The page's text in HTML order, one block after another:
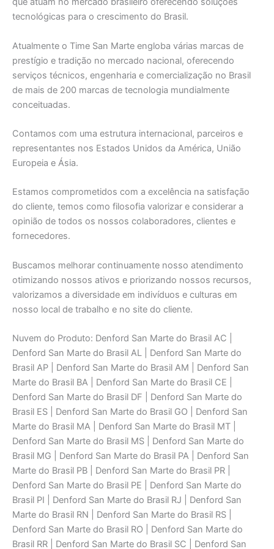
tecnológicas para o crescimento do Brasil.
Atualmente o Time San Marte engloba várias marcas de
prestígio e tradição no mercado nacional, oferecendo
serviços técnicos, engenharia e comercialização no Brasil
de mais de 200 marcas de tecnologia mundialmente
conceituadas.
Contamos com uma estrutura internacional, parceiros e
representantes nos Estados Unidos da América, União
Europeia e Ásia.
Estamos comprometidos com a excelência na satisfação
do cliente, temos como filosofia valorizar e considerar a
opinião de todos os nossos colaboradores, clientes e
fornecedores.
Buscamos melhorar continuamente nosso atendimento
otimizando nossos ativos e priorizando nossos recursos,
valorizamos a diversidade em indivíduos e culturas em
nosso local de trabalho e no site do cliente.
Nuvem do Produto: Denford San Marte do Brasil AC |
Denford San Marte do Brasil AL | Denford San Marte do
Brasil AP | Denford San Marte do Brasil AM | Denford San
Marte do Brasil BA | Denford San Marte do Brasil CE |
Denford San Marte do Brasil DF | Denford San Marte do
Brasil ES | Denford San Marte do Brasil GO | Denford San
Marte do Brasil MA | Denford San Marte do Brasil MT |
Denford San Marte do Brasil MS | Denford San Marte do
Brasil MG | Denford San Marte do Brasil PA | Denford San
Marte do Brasil PB | Denford San Marte do Brasil PR |
Denford San Marte do Brasil PE | Denford San Marte do
Brasil PI | Denford San Marte do Brasil RJ | Denford San
Marte do Brasil RN | Denford San Marte do Brasil RS |
Denford San Marte do Brasil RO | Denford San Marte do
Brasil RR | Denford San Marte do Brasil SC | Denford San